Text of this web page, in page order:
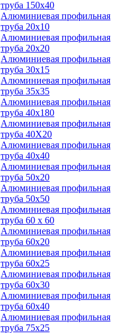
труба 150х40
Алюминиевая профильная
труба 20х10
Алюминиевая профильная
труба 20х20
Алюминиевая профильная
труба 30х15
Алюминиевая профильная
труба 35х35
Алюминиевая профильная
труба 40х180
Алюминиевая профильная
труба 40Х20
Алюминиевая профильная
труба 40х40
Алюминиевая профильная
труба 50х20
Алюминиевая профильная
труба 50х50
Алюминиевая профильная
труба 60 х 60
Алюминиевая профильная
труба 60х20
Алюминиевая профильная
труба 60х25
Алюминиевая профильная
труба 60х30
Алюминиевая профильная
труба 60х40
Алюминиевая профильная
труба 75х25